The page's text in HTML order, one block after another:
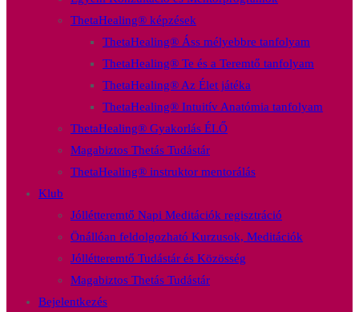
ThetaHealing® képzések
ThetaHealing® Áss mélyebbre tanfolyam
ThetaHealing® Te és a Teremtő tanfolyam
ThetaHealing® Az Élet játéka
ThetaHealing® Intuitív Anatómia tanfolyam
ThetaHealing® Gyakorlás ÉLŐ
Magabiztos Thetás Tudástár
ThetaHealing® instruktor mentorálás
Klub
Jóllétteremtő Napi Meditációk regisztráció
Önállóan feldolgozható Kurzusok, Meditációk
Jóllétteremtő Tudástár és Közösség
Magabiztos Thetás Tudástár
Bejelentkezés